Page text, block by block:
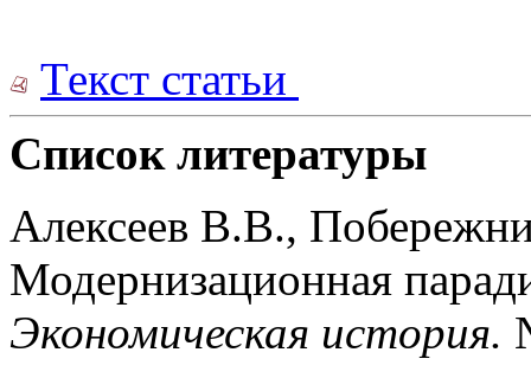
Текст статьи
Список литературы
Алексеев В.В.,
Модернизационная
Экономическая история.